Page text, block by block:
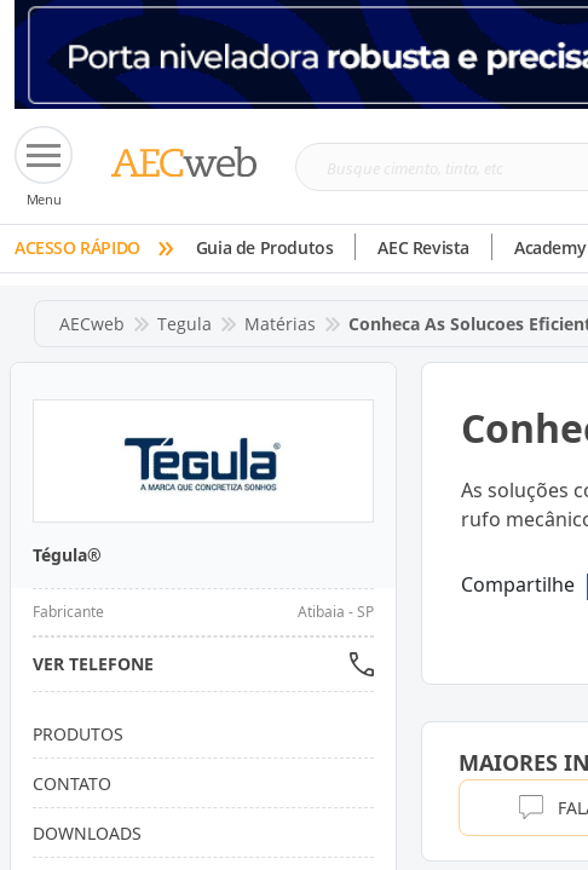
Menu
Busque
tinta,
etc
ACESSO RÁPIDO » Guia de Produtos AEC Revista Academy
AECweb Tegula Matérias Conheca As Solucoes
Tégula®
Fabricante Atibaia - SP
VER TELEFONE
PRODUTOS
CONTATO
DOWNLOADS
As soluções
rufo
Compartilhe
MAIORES